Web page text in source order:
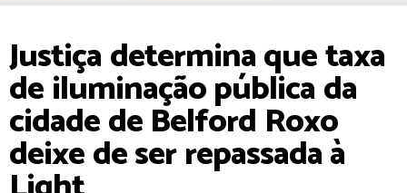
Justiça determina que taxa
de iluminação pública da
cidade de Belford Roxo
deixe de ser repassada à